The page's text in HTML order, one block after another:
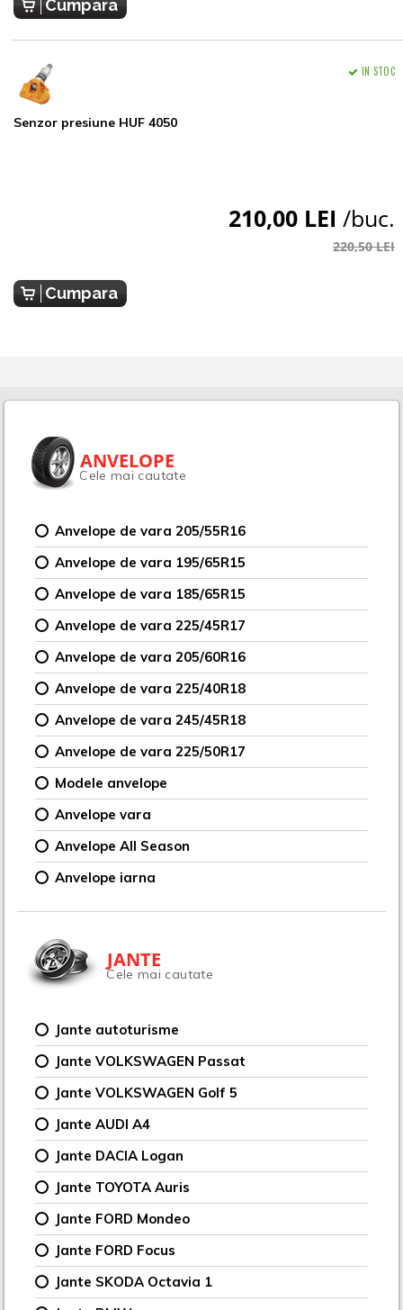
Cumpara
Senzor presiune HUF 4050
IN STOC
210,00 LEI /buc.
220,50 LEI
Cumpara
ANVELOPE
Cele mai cautate
Anvelope de vara 205/55R16
Anvelope de vara 195/65R15
Anvelope de vara 185/65R15
Anvelope de vara 225/45R17
Anvelope de vara 205/60R16
Anvelope de vara 225/40R18
Anvelope de vara 245/45R18
Anvelope de vara 225/50R17
Modele anvelope
Anvelope vara
Anvelope All Season
Anvelope iarna
JANTE
Cele mai cautate
Jante autoturisme
Jante VOLKSWAGEN Passat
Jante VOLKSWAGEN Golf 5
Jante AUDI A4
Jante DACIA Logan
Jante TOYOTA Auris
Jante FORD Mondeo
Jante FORD Focus
Jante SKODA Octavia 1